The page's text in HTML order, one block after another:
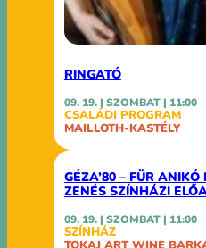
RINGATÓ
09. 19. | SZOMBAT | 11:00
CSALÁDI PROGRAM
MAILLOTH-KASTÉLY
GÉZA’80 – FÜR
ZENÉS SZÍNHÁZI
09. 19. | SZOMBAT | 11:00
SZÍNHÁZ